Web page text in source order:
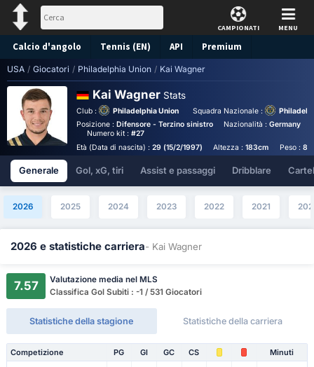
CAMPIONATI MENU
Calcio d'angolo Tennis (EN) API Premium
Pronostico
USA / Giocatori / Philadelphia Union / Kai Wagner
Kai Wagner Stats
Club : Philadelphia Union Squadra Nazionale :
Posizione : Difensore - Terzino sinistro Nazionalità :Germany
Numero kit :#27
Età (Data di nascita) : 29 (15/2/1997) Altezza :183cm Peso :
Generale Gol, xG, tiri Assist e passaggi Dribblare
2026 2025 2024 2023 2022 2021
2026 e statistiche carriera- Kai Wagner
7.57
Valutazione media nel MLS
Classifica Gol Subiti : -1 / 531 Giocatori
Statistiche della stagione Statistiche della carriera
Competizione PG Gl GC CS Minuti